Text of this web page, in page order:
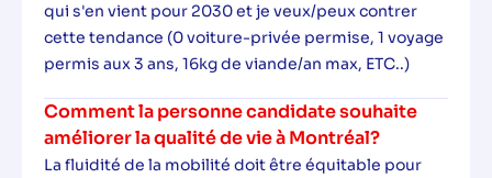
qui s'en vient pour 2030 et je veux/peux contrer
cette tendance (0 voiture-privée permise, 1 voyage
permis aux 3 ans, 16kg de viande/an max, ETC..)
Comment la personne candidate souhaite
améliorer la qualité de vie à Montréal?
La fluidité de la mobilité doit être équitable pour